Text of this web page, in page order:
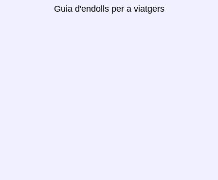
Guia d'endolls per a viatgers